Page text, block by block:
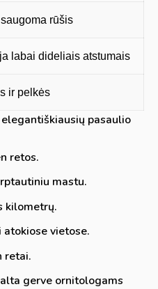
rūšis
labai dideliais atstumais
ir pelkės
pasaulio
retos.
mastu.
kilometrų.
atokiose vietose.
retai.
gerve ornitologams